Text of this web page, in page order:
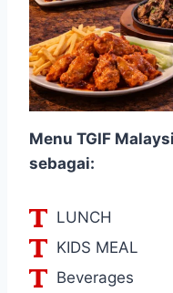
Menu TGIF
sebagai:
LUNCH
KIDS MEAL
Beverages